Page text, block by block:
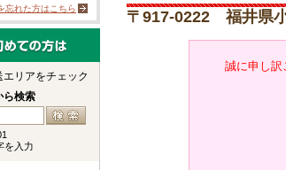
〒917-0222 福井県
誠に申し訳
忘れた方はこちら
エリアをチェック
ら検索
を入力